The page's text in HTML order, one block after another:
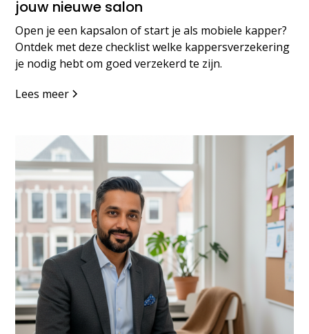
jouw nieuwe salon
Open je een kapsalon of start je als mobiele kapper?
Ontdek met deze checklist welke kappersverzekering
je nodig hebt om goed verzekerd te zijn.
Lees meer